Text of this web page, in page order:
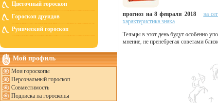
Цветочный гороскоп
Гороскоп друидов
Рунический гороскоп
Мой профиль
Мои гороскопы
Персональный гороскоп
Совместимость
Подписка на гороскопы
прогноз на 8 февраля 2018
на
характеристика знака
Тельцы в этот день будут особенно
мнение, не пренебрегая советами